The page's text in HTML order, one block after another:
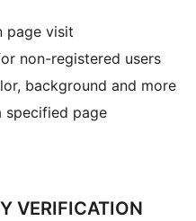
page visit
non-registered users
background and more
specified page
VERIFICATION